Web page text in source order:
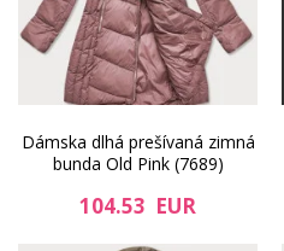
Dámska dlhá prešívaná zimná
bunda Old Pink (7689)
104.53 EUR